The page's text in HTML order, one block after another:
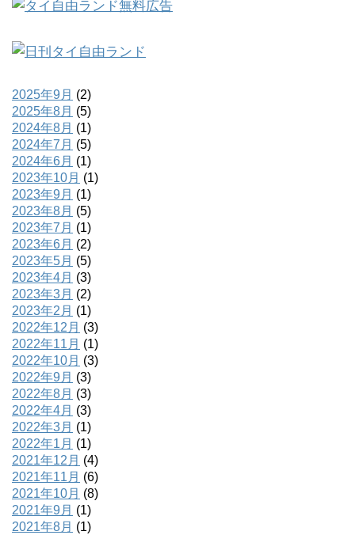
2025年9月 (2)
2025年8月 (5)
2024年8月 (1)
2024年7月 (5)
2024年6月 (1)
2023年10月 (1)
2023年9月 (1)
2023年8月 (5)
2023年7月 (1)
2023年6月 (2)
2023年5月 (5)
2023年4月 (3)
2023年3月 (2)
2023年2月 (1)
2022年12月 (3)
2022年11月 (1)
2022年10月 (3)
2022年9月 (3)
2022年8月 (3)
2022年4月 (3)
2022年3月 (1)
2022年1月 (1)
2021年12月 (4)
2021年11月 (6)
2021年10月 (8)
2021年9月 (1)
2021年8月 (1)